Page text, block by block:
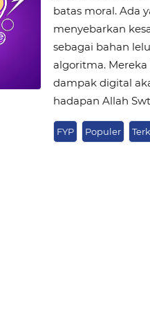
batas moral. Ada
menyebarkan
sebagai bahan
algoritma. Mereka
dampak digital
hadapan Allah
FYP Populer